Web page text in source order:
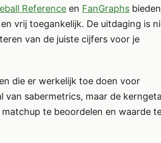
Reference en FanGraphs bieden
vrij toegankelijk. De uitdaging is
van de juiste cijfers voor je
die er werkelijk toe doen voor
sabermetrics, maar de
te beoordelen en waarde